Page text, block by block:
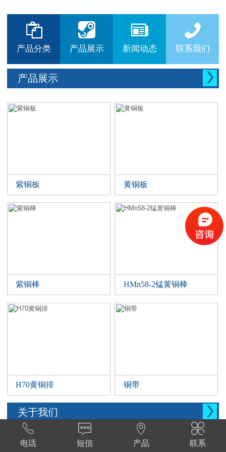



产品分类

产品展示

新闻动态

联系我们
产品展示 
紫铜板 黄铜板
紫铜棒 HMn58-2锰黄铜棒
H70黄铜排 铜带
关于我们 
西安晨腾物资有限公司 常年销售铜管，铜棒。
铜棒，铜排等。材质:T1,T2,T3,TP2,Tu1,TU2,

电话

短信

产品

联系